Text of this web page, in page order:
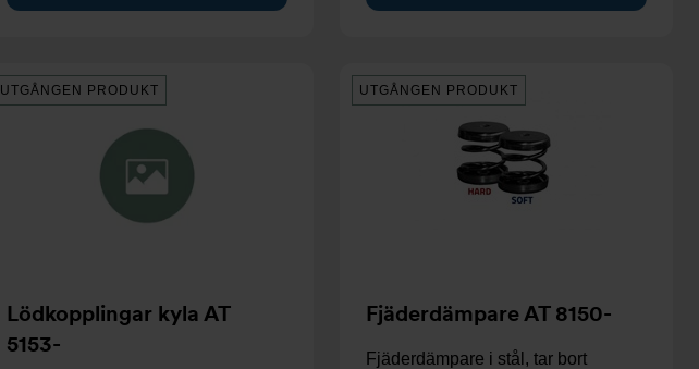
UTGÅNGEN PRODUKT
Lödkopplingar kyla AT
5153-
UTGÅNGEN PRODUKT
Fjäderdämpare AT 8150-
Fjäderdämpare i stål, tar bort